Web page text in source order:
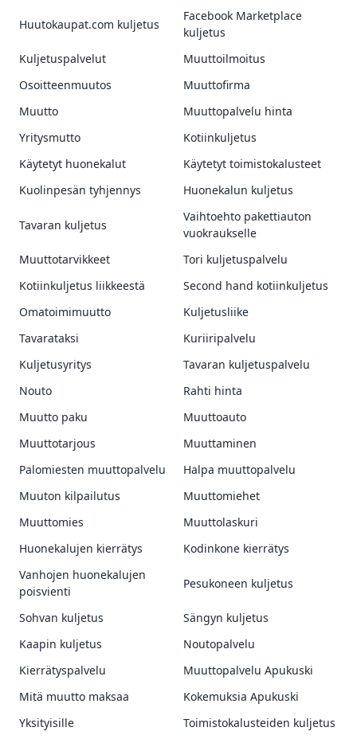
Huutokaupat.com kuljetus
Facebook Marketplace
kuljetus
Kuljetuspalvelut
Muuttoilmoitus
Osoitteenmuutos
Muuttofirma
Muutto
Muuttopalvelu hinta
Yritysmutto
Kotiinkuljetus
Käytetyt huonekalut
Käytetyt toimistokalusteet
Kuolinpesän tyhjennys
Huonekalun kuljetus
Tavaran kuljetus
Vaihtoehto pakettiauton
vuokraukselle
Muuttotarvikkeet
Tori kuljetuspalvelu
Kotiinkuljetus liikkeestä
Second hand kotiinkuljetus
Omatoimimuutto
Kuljetusliike
Tavarataksi
Kuriiripalvelu
Kuljetusyritys
Tavaran kuljetuspalvelu
Nouto
Rahti hinta
Muutto paku
Muuttoauto
Muuttotarjous
Muuttaminen
Palomiesten muuttopalvelu
Halpa muuttopalvelu
Muuton kilpailutus
Muuttomiehet
Muuttomies
Muuttolaskuri
Huonekalujen kierrätys
Kodinkone kierrätys
Vanhojen huonekalujen
poisvienti
Pesukoneen kuljetus
Sohvan kuljetus
Sängyn kuljetus
Kaapin kuljetus
Noutopalvelu
Kierrätyspalvelu
Muuttopalvelu Apukuski
Mitä muutto maksaa
Kokemuksia Apukuski
Yksityisille
Toimistokalusteiden kuljetus